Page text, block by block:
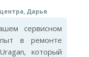
Дарья
сервисном
в ремонте
который